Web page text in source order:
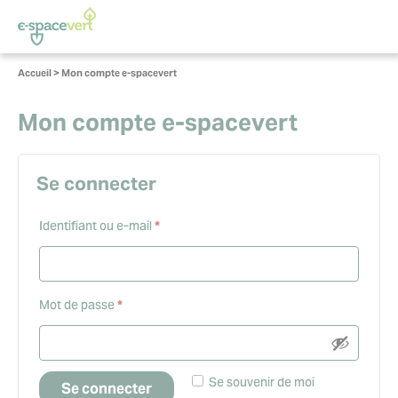
Panneau de gestion des cookies
Vous
Accueil>Mon compte e-spacevert
Mon compte e-spacevert
Se connecter
Identifiant ou e-mail *Obligatoire
Mot de passe*Obligatoire
Se souvenir de moi
Se connecter